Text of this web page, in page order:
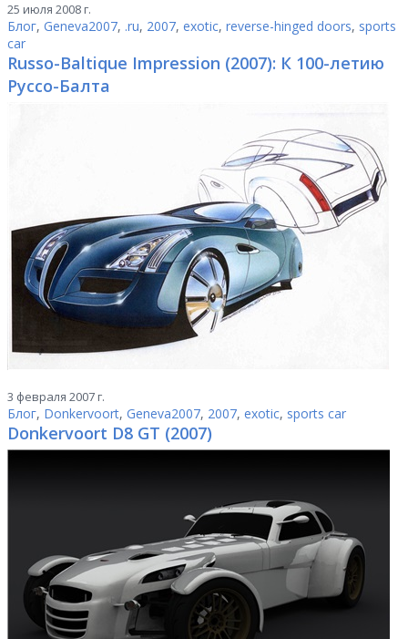
25 июля 2008 г.
Блог, Geneva2007, .ru, 2007, exotic, reverse-hinged doors, sports
car
Russo-Baltique Impression (2007): К 100-летию
Руссо-Балта
3 февраля 2007 г.
Блог, Donkervoort, Geneva2007, 2007, exotic, sports car
Donkervoort D8 GT (2007)